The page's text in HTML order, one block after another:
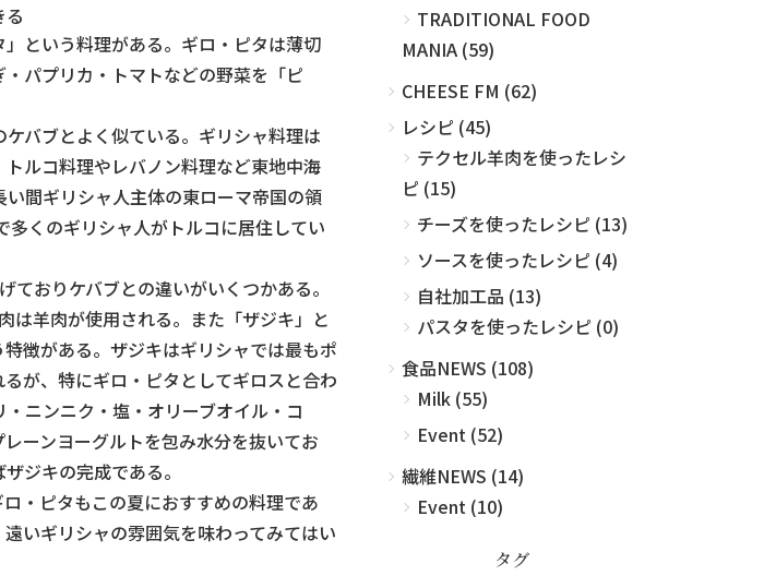
という料理がある。ギロ・ピタは薄切
パプリカ・トマトなどの野菜を「ピ
バブとよく似ている。ギリシャ料理は
ルコ料理やレバノン料理など東地中海
間ギリシャ人主体の東ローマ帝国の領
くのギリシャ人がトルコに居住してい
おりケバブとの違いがいくつかある。
は羊肉が使用される。また「ザジキ」と
徴がある。ザジキはギリシャでは最もポ
が、特にギロ・ピタとしてギロスと合わ
ニンニク・塩・オリーブオイル・コ
ーンヨーグルトを包み水分を抜いてお
ジキの完成である。
・ピタもこの夏におすすめの料理であ
いギリシャの雰囲気を味わってみてはい
TRADITIONAL FOOD
MANIA (59)
CHEESE FM (62)
レシピ (45)
テクセル羊肉を使ったレシ
ピ (15)
チーズを使ったレシピ (13)
ソースを使ったレシピ (4)
自社加工品 (13)
パスタを使ったレシピ (0)
食品NEWS (108)
Milk (55)
Event (52)
繊維NEWS (14)
Event (10)
タグ